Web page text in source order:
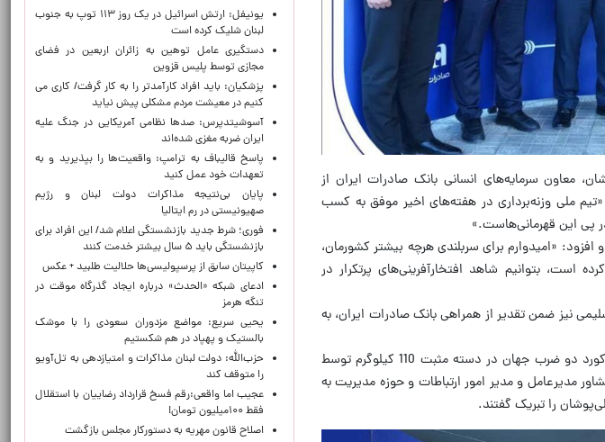
معاون سرمایه‌های انسانی بانک صادرات ایران از
ملی وزنه‌برداری در هفته‌های اخیر موفق به کسب
پی این قهرمانی‌هاست.»
«امیدوارم برای سربلندی هرچه بیشتر کشورمان،
است، بتوانیم شاهد افتخارآفرینی‌های پرتکرار در
نیز ضمن تقدیر از همراهی بانک صادرات ایران، به
تیم ملی وزنه‌برداری در مسابقات آسیایی هند با کسب 4 مدال خوشرنگ و شکستن رکورد دو ضرب جهان در دسته مثبت 110 کیلوگرم توسط
مدیرعامل و مدیر امور ارتباطات و حوزه مدیریت به
را تبریک گفتند.
یونیفل: ارتش اسرائیل در یک روز ۱۱۳ توپ به جنوب
لبنان شلیک کرده است
دستگیری عامل توهین به زائران اربعین در فضای
مجازی توسط پلیس قزوین
پزشکیان: باید افراد کارآمدتر را به کار گرفت/ کاری می
کنیم در معیشت مردم مشکلی پیش نیاید
آسوشیتدپرس: صدها نظامی آمریکایی در جنگ علیه
ایران ضربه مغزی شده‌اند
پاسخ قالیباف به ترامپ: واقعیت‌ها را بپذیرید و به
تعهدات خود عمل کنید
پایان بی‌نتیجه مذاکرات دولت لبنان و رژیم
صهیونیستی در رم ایتالیا
فوری؛ شرط جدید بازنشستگی اعلام شد/ این افراد برای
بازنشستگی باید ۵ سال بیشتر خدمت کنند
کاپیتان سابق از پرسپولیسی‌ها حلالیت طلبید + عکس
ادعای شبکه «الحدث» درباره ایجاد گذرگاه موقت در
تنگه هرمز
یحیی سریع: مواضع مزدوران سعودی را با موشک
بالستیک و پهپاد در هم شکستیم
حزب‌الله: دولت لبنان مذاکرات و امتیازدهی به تل‌آویو
را متوقف کند
عجیب اما واقعی:رقم فسخ قرارداد رضاییان با استقلال
فقط ۱۰۰میلیون تومان!
اصلاح قانون مهریه به دستورکار مجلس بازگشت